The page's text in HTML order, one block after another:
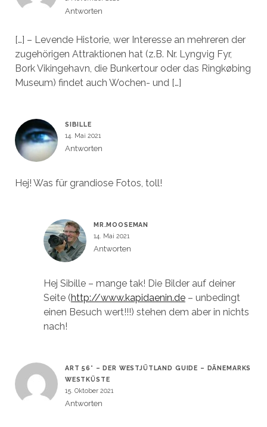
Antworten
[…] – Levende Historie, wer Interesse an mehreren der
zugehörigen Attraktionen hat (z.B. Nr. Lyngvig Fyr,
Bork Vikingehavn, die Bunkertour oder das Ringkøbing
Museum) findet auch Wochen- und […]
SIBILLE
14. Mai 2021
Antworten
Hej! Was für grandiose Fotos, toll!
MR.MOOSEMAN
14. Mai 2021
Antworten
Hej Sibille – mange tak! Die Bilder auf deiner
Seite (http://www.kapidaenin.de– unbedingt
einen Besuch wert!!!) stehen dem aber in nichts
nach!
ART 56° – DER WESTJÜTLAND GUIDE – DÄNEMARKS
WESTKÜSTE
15. Oktober 2021
Antworten